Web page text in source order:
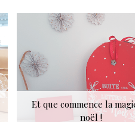
Et que commence la
noël !